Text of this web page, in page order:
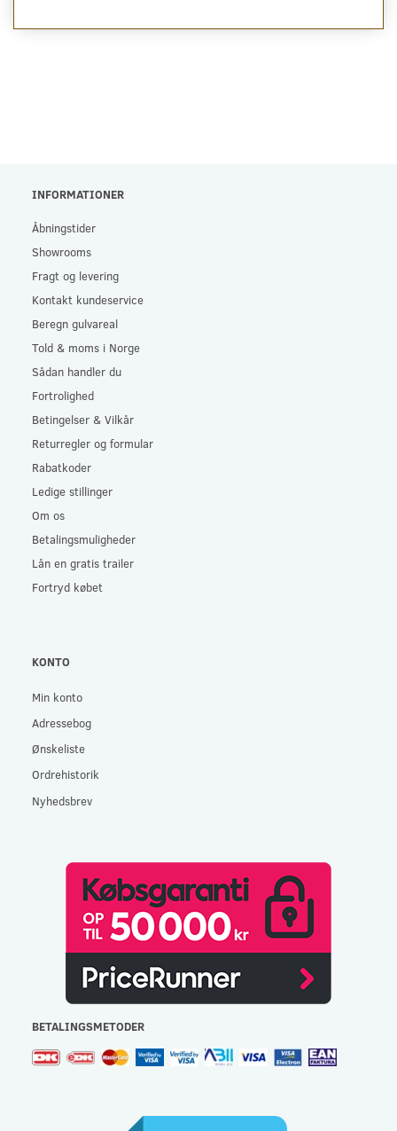
INFORMATIONER
Åbningstider
Showrooms
Fragt og levering
Kontakt kundeservice
Beregn gulvareal
Told & moms i Norge
Sådan handler du
Fortrolighed
Betingelser & Vilkår
Returregler og formular
Rabatkoder
Ledige stillinger
Om os
Betalingsmuligheder
Lån en gratis trailer
Fortryd købet
KONTO
Min konto
Adressebog
Ønskeliste
Ordrehistorik
Nyhedsbrev
BETALINGSMETODER